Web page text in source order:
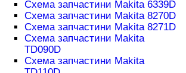
Схема запчастини Makita 6339D
Схема запчастини Makita 8270D
Схема запчастини Makita 8271D
Схема запчастини Makita
TD090D
Схема запчастини Makita